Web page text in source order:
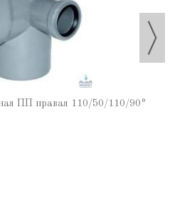
ПП правая 110/50/110/90°